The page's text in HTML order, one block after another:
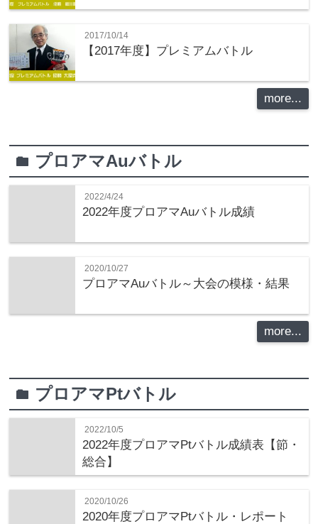
2017/10/14
【2017年度】プレミアムバトル
more...
folder プロアマAuバトル
2022/4/24
2022年度プロアマAuバトル成績
2020/10/27
プロアマAuバトル～大会の模様・結果
more...
folder プロアマPtバトル
2022/10/5
2022年度プロアマPtバトル成績表【節・
総合】
2020/10/26
2020年度プロアマPtバトル・レポート